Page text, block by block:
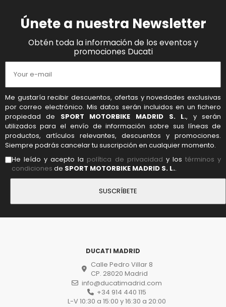
Únete a nuestra Newsletter
Obtén toda la información de los eventos y
promociones Ducati
Me gustaría recibir descuentos, ofertas y novedades exclusivas
por correo electrónico. Mis datos serán incluidos en un fichero
propiedad de SPORT MOTORBIKE MADRID S. L., y serán
utilizados para el envío de información sobre sus líneas de
productos, artículos relevantes, descuentos y promociones.
Siempre podrás cancelar tu suscripción en cualquier momento.
He leído y acepto la política de privacidad y lostérminos y
condiciones de SPORT MOTORBIKE MADRID S. L..
DUCATI MADRID
Calle Pedro Villar 8
CP. 28020 Madrid
info@ducatimadrid.com
+34 914 440 115
L-V 10:30 a 15:00 y 16:30 a 20:00